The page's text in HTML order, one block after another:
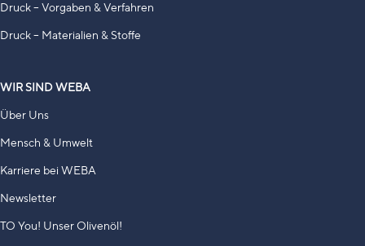
Druck – Vorgaben & Verfahren
Druck – Materialien & Stoffe
WIR SIND WEBA
Über Uns
Mensch & Umwelt
Karriere bei WEBA
Newsletter
TO You! Unser Olivenöl!